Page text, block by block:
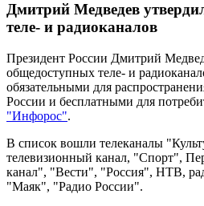
Дмитрий Медведев
теле- и радиоканалов
Президент России Дмитрий
общедоступных теле- и
обязательными для
России и бесплатными для
"Инфорос".
В список вошли телеканалы
телевизионный канал, "Спорт",
канал", "Вести", "Россия", НТВ,
"Маяк", "Радио России".